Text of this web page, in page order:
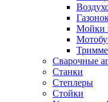
Мойки
Сварочные
Станки
Степлеры
Стойки